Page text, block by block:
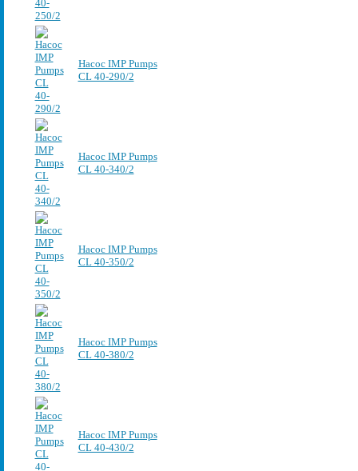
Насос IMP Pumps
CL 40-290/2
Насос IMP Pumps
CL 40-340/2
Насос IMP Pumps
CL 40-350/2
Насос IMP Pumps
CL 40-380/2
Насос IMP Pumps
CL 40-430/2